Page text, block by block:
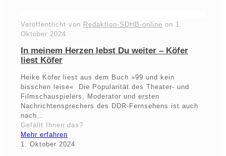
Veröffentlicht von Redaktion-SDHB-online on 1.
Oktober 2024
In meinem Herzen lebst Du weiter – Köfer
liest Köfer
Heike Köfer liest aus dem Buch »99 und kein
bisschen leise« Die Popularität des Theater- und
Filmschauspielers, Moderator und ersten
Nachrichtensprechers des DDR-Fernsehens ist auch
nach…
Gefällt Ihnen das?
Mehr erfahren
1. Oktober 2024